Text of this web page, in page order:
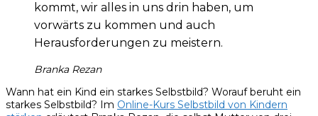
kommt, wir alles in uns drin haben, um
vorwärts zu kommen und auch
Herausforderungen zu meistern.
Branka Rezan
Wann hat ein Kind ein starkes Selbstbild? Worauf beruht ein
starkes Selbstbild? Im Online-Kurs Selbstbild von Kindern